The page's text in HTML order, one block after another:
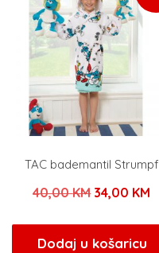
TAC bademantil Strumpf
40,00KM Izvorna
bila
34,00 KM
Dodaj u košaricu